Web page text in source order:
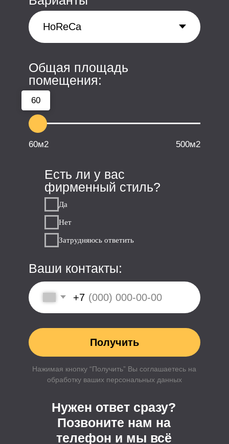
Красота и здоровье
Меню сайта
Главная
Портфолио проектов
Назначить встречу
Этапы работы над проектом
Информация
ПН-ПТ:
Почта: connect@usproject.ru
10:00-18:00
Наш офис:
115487 Москва
пр. Андропова,
38 к. 3, оф. 211
минутах от м.Коломенская